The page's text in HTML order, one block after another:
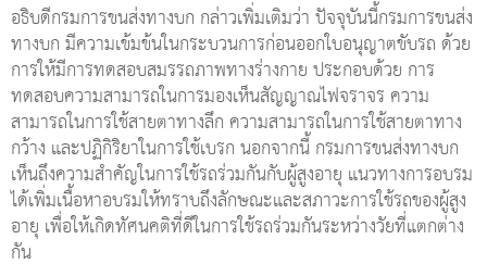
อธิบดีกรมการขนส่งทางบก กล่าวเพิ่มเติมว่า ปัจจุบันนี้กรมการขนส่ง
ทางบก มีความเข้มข้นในกระบวนการก่อนออกใบอนุญาตขับรถ ด้วย
การให้มีการทดสอบสมรรถภาพทางร่างกาย ประกอบด้วย การ
ทดสอบความสามารถในการมองเห็นสัญญาณไฟจราจร ความ
สามารถในการใช้สายตาทางลึก ความสามารถในการใช้สายตาทาง
กว้าง และปฏิกิริยาในการใช้เบรก นอกจากนี้ กรมการขนส่งทางบก
เห็นถึงความสำคัญในการใช้รถร่วมกันกับผู้สูงอายุ แนวทางการอบรม
ได้เพิ่มเนื้อหาอบรมให้ทราบถึงลักษณะและสภาวะการใช้รถของผู้สูง
อายุ เพื่อให้เกิดทัศนคติที่ดีในการใช้รถร่วมกันระหว่างวัยที่แตกต่าง
กัน